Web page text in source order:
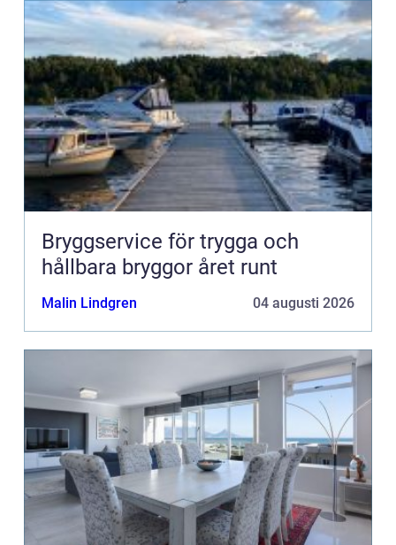
Bryggservice för trygga och
hållbara bryggor året runt
Malin Lindgren 04 augusti 2026